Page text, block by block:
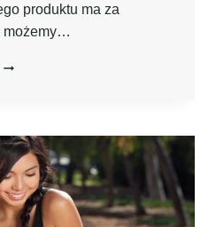
produktu ma za
możemy…
BANKU
ŚLĄSKIM